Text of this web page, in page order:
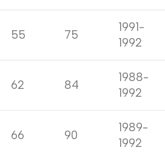
55 75
1991-
1992
62 84
1988-
1992
66 90
1989-
1992